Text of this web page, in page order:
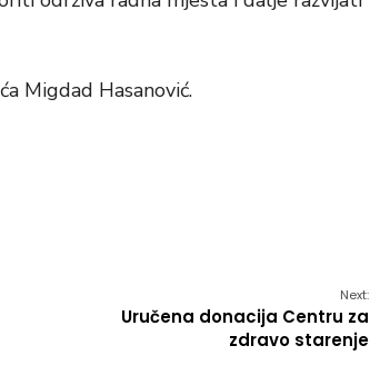
Migdad Hasanović.
Next:
Uručena donacija Centru za
zdravo starenje